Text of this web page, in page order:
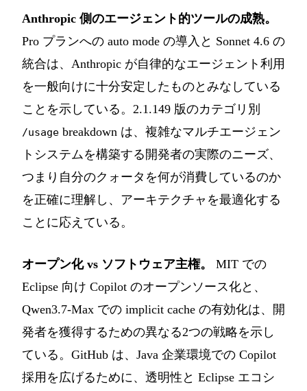
Anthropic 側のエージェント的ツールの成熟。
Pro プランへの auto mode の導入と Sonnet 4.6 の
統合は、Anthropic が自律的なエージェント利用
を一般向けに十分安定したものとみなしている
ことを示している。2.1.149 版のカテゴリ別
/usage breakdown は、複雑なマルチエージェン
トシステムを構築する開発者の実際のニーズ、
つまり自分のクォータを何が消費しているのか
を正確に理解し、アーキテクチャを最適化する
ことに応えている。
オープン化 vs ソフトウェア主権。
MIT での
Eclipse 向け Copilot のオープンソース化と、
Qwen3.7-Max での implicit cache の有効化は、開
発者を獲得するための異なる2つの戦略を示し
ている。GitHub は、Java 企業環境での Copilot
採用を広げるために、透明性と Eclipse エコシ